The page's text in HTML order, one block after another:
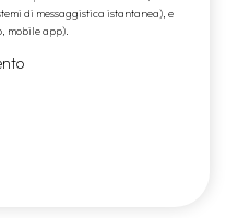
di messaggistica istantanea), e
mobile app).